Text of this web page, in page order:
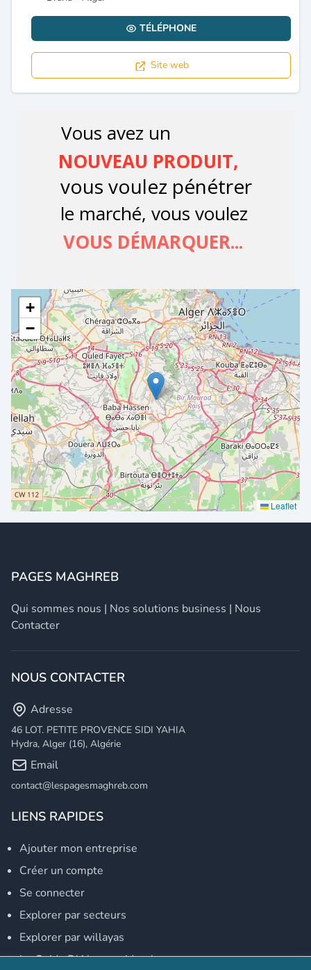
TÉLÉPHONE
Site web
+
−
Leaflet
PAGES MAGHREB
Qui sommes nous | Nos solutions business | Nous
Contacter
NOUS CONTACTER
Adresse
46 LOT. PETITE PROVENCE SIDI YAHIA
Hydra, Alger (16), Algérie
Email
contact@lespagesmaghreb.com
LIENS RAPIDES
Ajouter mon entreprise
Créer un compte
Se connecter
Explorer par secteurs
Explorer par willayas
Le Guide D'Alger, guide-alger.com